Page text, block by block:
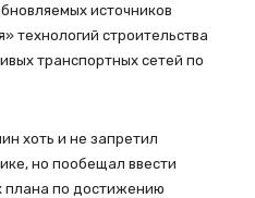
источников
технологий строительства
транспортных сетей по
хоть и не запретил
но пообещал ввести
плана по достижению